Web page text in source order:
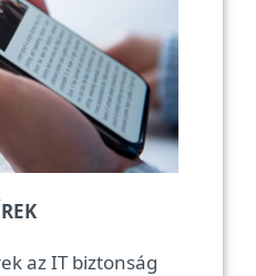
az IT biztonság